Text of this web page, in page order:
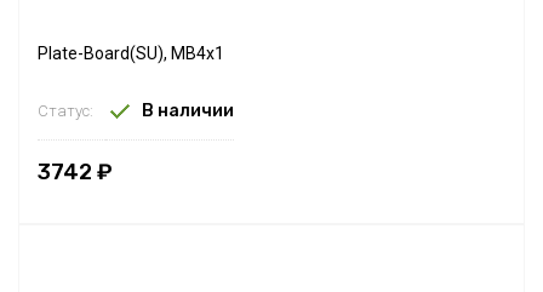
Plate-Board(SU), MB4x1
Статус: В наличии
3742 ₽